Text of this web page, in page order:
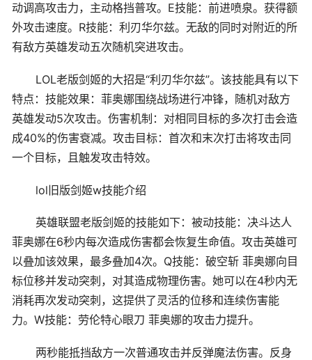
动调高攻击力，主动格挡普攻。E技能：前进喷泉。获得额
外攻击速度。R技能：利刃华尔兹。无敌的同时对附近的所
有敌方英雄发动五次随机突进攻击。
LOL老版剑姬的大招是“利刃华尔兹”。该技能具有以下
特点：技能效果：菲奥娜围绕战场进行冲锋，随机对敌方
英雄发动5次攻击。伤害机制：对相同目标的多次打击会造
成40%的伤害衰减。攻击目标：首次和末次打击将攻击同
一个目标，且触发攻击特效。
lol旧版剑姬w技能介绍
英雄联盟老版剑姬的技能如下：被动技能：决斗达人
菲奥娜在6秒内每次造成伤害都会恢复生命值。攻击英雄可
以叠加该效果，最多叠加4次。Q技能：破空斩 菲奥娜向目
标位移并发动突刺，对其造成物理伤害。她可以在4秒内无
消耗再次发动突刺，这提供了灵活的位移和连续伤害能
力。W技能：劳伦特心眼刀 菲奥娜的攻击力提升。
两秒能抵挡敌方一次普通攻击并反弹魔法伤害。反身